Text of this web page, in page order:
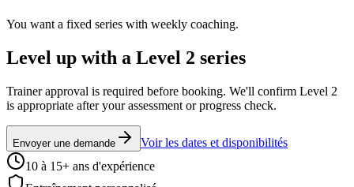
You want a fixed series with weekly coaching.
Level up with a Level 2 series
Trainer approval is required before booking. We'll confirm Level 2
is appropriate after your assessment or progress check.
Envoyer une demande
Voir les dates et disponibilités
10 à 15+ ans d'expérience